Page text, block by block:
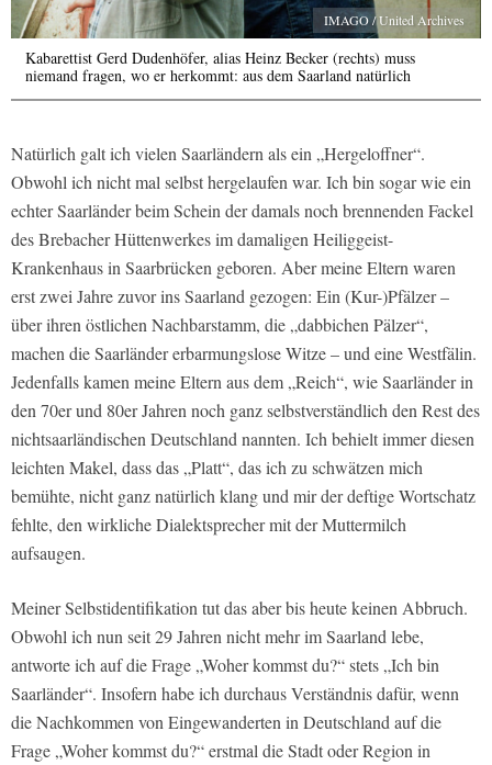
IMAGO / United Archives
Kabarettist Gerd Dudenhöfer, alias Heinz Becker (rechts) muss
niemand fragen, wo er herkommt: aus dem Saarland natürlich
Natürlich galt ich vielen Saarländern als ein „Hergeloffner“.
Obwohl ich nicht mal selbst hergelaufen war. Ich bin sogar wie ein
echter Saarländer beim Schein der damals noch brennenden Fackel
des Brebacher Hüttenwerkes im damaligen Heiliggeist-
Krankenhaus in Saarbrücken geboren. Aber meine Eltern waren
erst zwei Jahre zuvor ins Saarland gezogen: Ein (Kur-)Pfälzer –
über ihren östlichen Nachbarstamm, die „dabbichen Pälzer“,
machen die Saarländer erbarmungslose Witze – und eine Westfälin.
Jedenfalls kamen meine Eltern aus dem „Reich“, wie Saarländer in
den 70er und 80er Jahren noch ganz selbstverständlich den Rest des
nichtsaarländischen Deutschland nannten. Ich behielt immer diesen
leichten Makel, dass das „Platt“, das ich zu schwätzen mich
bemühte, nicht ganz natürlich klang und mir der deftige Wortschatz
fehlte, den wirkliche Dialektsprecher mit der Muttermilch
aufsaugen.
Meiner Selbstidentifikation tut das aber bis heute keinen Abbruch.
Obwohl ich nun seit 29 Jahren nicht mehr im Saarland lebe,
antworte ich auf die Frage „Woher kommst du?“ stets „Ich bin
Saarländer“. Insofern habe ich durchaus Verständnis dafür, wenn
die Nachkommen von Eingewanderten in Deutschland auf die
Frage „Woher kommst du?“ erstmal die Stadt oder Region in